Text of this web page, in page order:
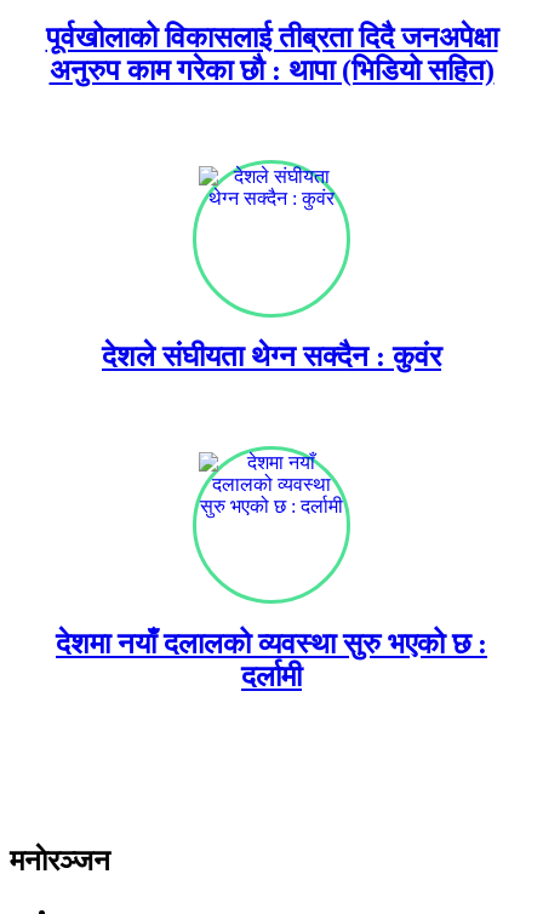
पूर्वखोलाको विकासलाई तीब्रता दिदै जनअपेक्षा
अनुरुप काम गरेका छौ : थापा (भिडियो सहित)
देशले संघीयता थेग्न सक्दैन : कुवंर
देशमा नयाँ दलालको व्यवस्था सुरु भएको छ :
दर्लामी
मनाेरञ्जन